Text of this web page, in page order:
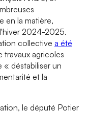
en la matière,
2024-2025.
collective a été
travaux agricoles
« déstabiliser un
et la
le député Potier